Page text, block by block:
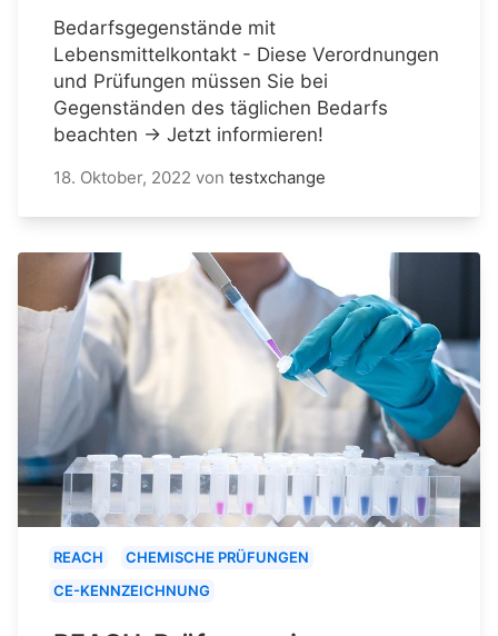
Bedarfsgegenstände mit
Lebensmittelkontakt - Diese Verordnungen
und Prüfungen müssen Sie bei
Gegenständen des täglichen Bedarfs
beachten → Jetzt informieren!
18. Oktober, 2022 von testxchange
REACH
CHEMISCHE PRÜFUNGEN
CE-KENNZEICHNUNG